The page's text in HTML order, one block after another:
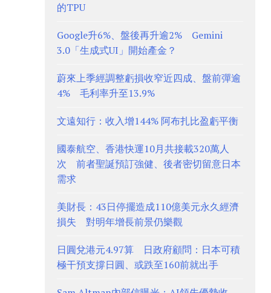
的TPU
Google升6%、盤後再升逾2% Gemini
3.0「生成式UI」開始產金？
蔚來上季經調整虧損收窄近四成、盤前彈逾
4% 毛利率升至13.9%
文遠知行：收入增144% 阿布扎比盈虧平衡
國泰航空、香港快運10月共接載320萬人
次 前者聖誕預訂強健、後者密切留意日本
需求
美財長：43日停擺造成110億美元永久經濟
損失 對明年增長前景仍樂觀
日圓兌港元4.97算 日政府顧問：日本可積
極干預支撐日圓、或跌至160前就出手